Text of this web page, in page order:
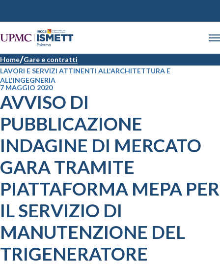
Home Gare e contratti
LAVORI E SERVIZI ATTINENTI ALL'ARCHITETTURA E
ALL'INGEGNERIA
7 MAGGIO 2020
AVVISO DI
PUBBLICAZIONE
INDAGINE DI MERCATO
GARA TRAMITE
PIATTAFORMA MEPA PER
IL SERVIZIO DI
MANUTENZIONE DEL
TRIGENERATORE